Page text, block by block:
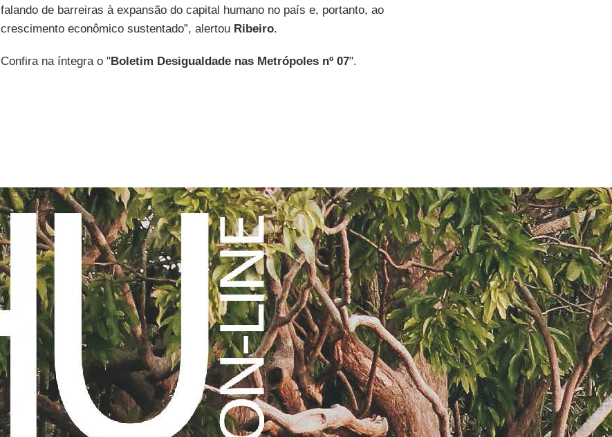
falando de barreiras à expansão do capital humano no país e, portanto, ao
crescimento econômico sustentado”, alertou Ribeiro.
Confira na íntegra o "Boletim Desigualdade nas Metrópoles nº 07".